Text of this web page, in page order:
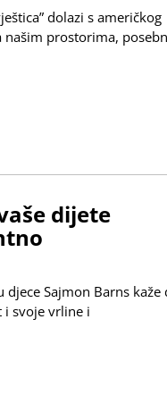
dolazi s američkog
prostorima,
dijete
Sajmon Barns kaže
i svoje vrline i